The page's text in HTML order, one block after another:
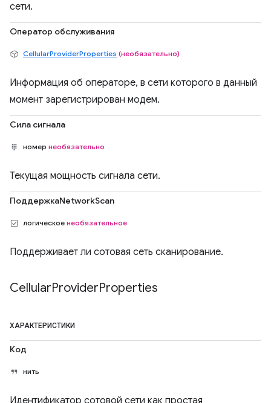
сети.
Оператор обслуживания
CellularProviderProperties (необязательно)
Информация об операторе, в сети которого в данный
момент зарегистрирован модем.
Сила сигнала
номер необязательно
Текущая мощность сигнала сети.
ПоддержкаNetworkScan
логическое необязательное
Поддерживает ли сотовая сеть сканирование.
CellularProviderProperties
ХАРАКТЕРИСТИКИ
Код
нить
Идентификатор сотовой сети как простая